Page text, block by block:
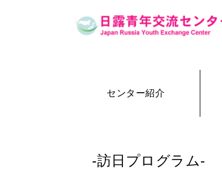
センター紹介
参加者の声
-訪日プログラム-